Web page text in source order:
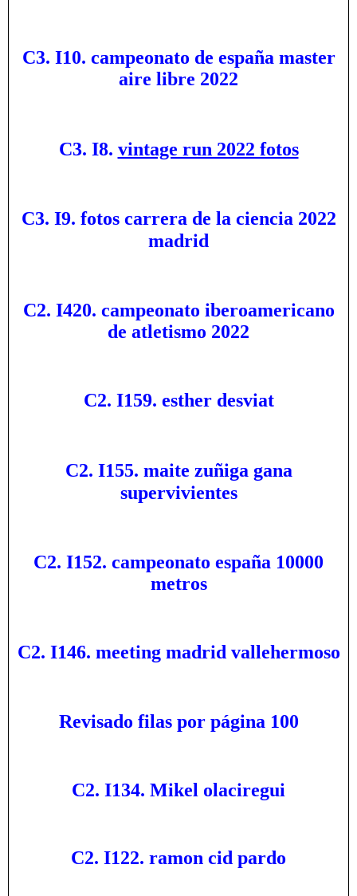
C3. I10. campeonato de españa master
aire libre 2022
C3. I8. vintage run 2022 fotos
C3. I9. fotos carrera de la ciencia 2022
madrid
C2. I420. campeonato iberoamericano
de atletismo 2022
C2. I159. esther desviat
C2. I155. maite zuñiga gana
supervivientes
C2. I152. campeonato españa 10000
metros
C2. I146. meeting madrid vallehermoso
Revisado filas por página 100
C2. I134. Mikel olaciregui
C2. I122. ramon cid pardo